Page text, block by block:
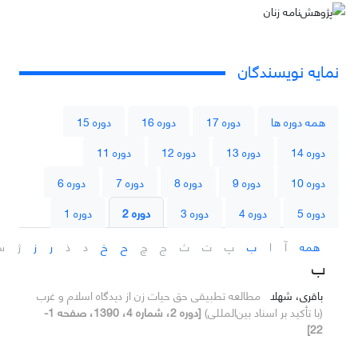
نمایه نویسندگان
همه دوره ها دوره 17 دوره 16
دوره 15
دوره 14
دوره 13 دوره 12
دوره 11
دوره 10
دوره 9 دوره 8 دوره 7
دوره 6
دوره 5
دوره 4 دوره 3 دوره 2
دوره 1
همه
آ ا ب پ ت ث ج چ ح خ د ذ ر ز ژ
ب
باقری، شهلا مطالعه تطبیقی حق حیات زن از دیدگاه اسلام و غرب
(با تأکید بر اسناد بین‌المللی)
[دوره 2، شماره 4، 1390، صفحه 1-
22]